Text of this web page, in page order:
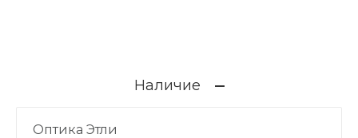
Наличие
Оптика Этли